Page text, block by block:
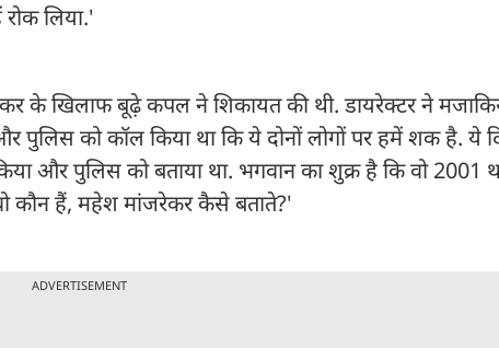
लिया.'
के खिलाफ बूढ़े कपल ने शिकायत की थी. डायरेक्टर ने
पुलिस को कॉल किया था कि ये दोनों लोगों पर हमें शक है. ये
और पुलिस को बताया था. भगवान का शुक्र है कि वो 2001
कौन हैं, महेश मांजरेकर कैसे बताते?'
ADVERTISEMENT